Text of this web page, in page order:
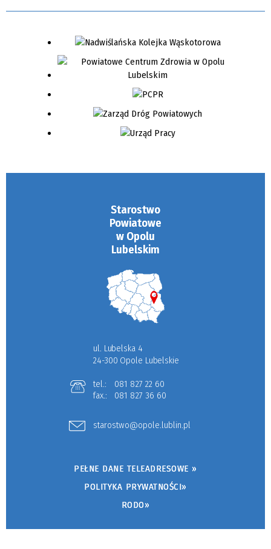
Starostwo
Powiatowe
w Opolu
Lubelskim
ul. Lubelska 4
24-300 Opole Lubelskie
tel.:
081 827 22 60
fax.:
081 827 36 60
starostwo@opole.lublin.pl
PEŁNE DANE TELEADRESOWE »
POLITYKA PRYWATNOŚCI»
RODO»